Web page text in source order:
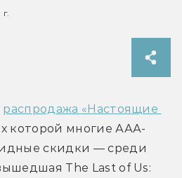
распродажа «Настоящие
которой многие ААА-
скидки — среди
The Last of Us: